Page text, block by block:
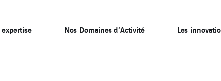
Nos Domaines d’Activité Les